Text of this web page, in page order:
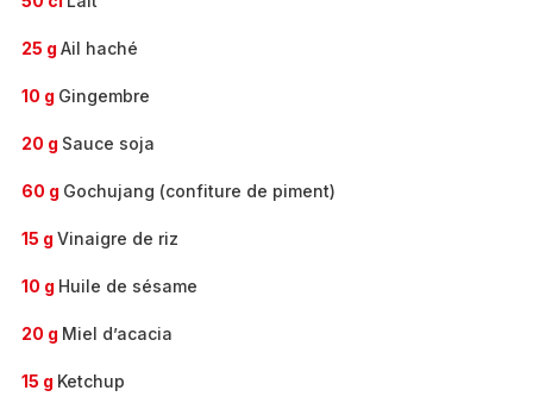
25 g Ail haché
10 g Gingembre
20 g Sauce soja
60 g Gochujang (confiture de piment)
15 g Vinaigre de riz
10 g Huile de sésame
20 g Miel d’acacia
15 g Ketchup